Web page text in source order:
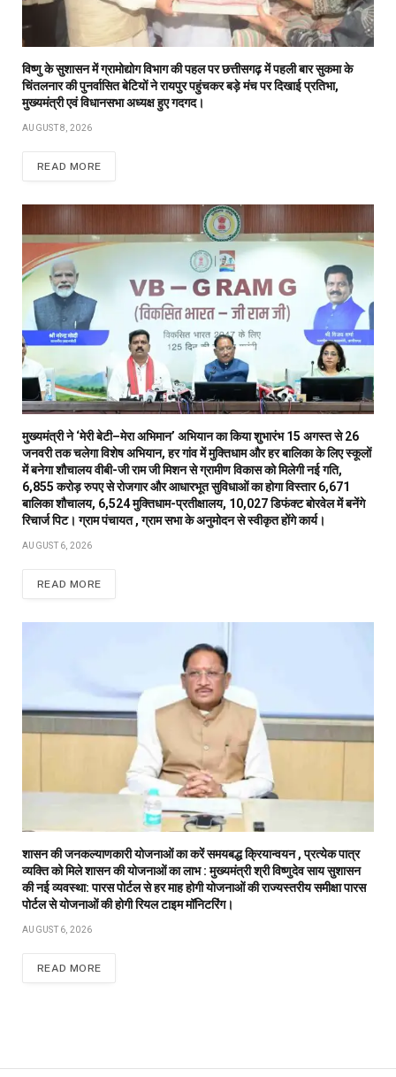
विष्णु के सुशासन में ग्रामोद्योग विभाग की पहल पर छत्तीसगढ़ में पहली बार सुकमा के
चिंतलनार की पुनर्वासित बेटियों ने रायपुर पहुंचकर बड़े मंच पर दिखाई प्रतिभा,
मुख्यमंत्री एवं विधानसभा अध्यक्ष हुए गदगद।
AUGUST 8, 2026
READ MORE
मुख्यमंत्री ने ‘मेरी बेटी–मेरा अभिमान’ अभियान का किया शुभारंभ 15 अगस्त से 26
जनवरी तक चलेगा विशेष अभियान, हर गांव में मुक्तिधाम और हर बालिका के लिए स्कूलों
में बनेगा शौचालय वीबी-जी राम जी मिशन से ग्रामीण विकास को मिलेगी नई गति,
6,855 करोड़ रुपए से रोजगार और आधारभूत सुविधाओं का होगा विस्तार 6,671
बालिका शौचालय, 6,524 मुक्तिधाम-प्रतीक्षालय, 10,027 डिफंक्ट बोरवेल में बनेंगे
रिचार्ज पिट। ग्राम पंचायत , ग्राम सभा के अनुमोदन से स्वीकृत होंगे कार्य।
AUGUST 6, 2026
READ MORE
शासन की जनकल्याणकारी योजनाओं का करें समयबद्ध क्रियान्वयन , प्रत्येक पात्र
व्यक्ति को मिले शासन की योजनाओं का लाभ : मुख्यमंत्री श्री विष्णुदेव साय सुशासन
की नई व्यवस्था: पारस पोर्टल से हर माह होगी योजनाओं की राज्यस्तरीय समीक्षा पारस
पोर्टल से योजनाओं की होगी रियल टाइम मॉनिटरिंग।
AUGUST 6, 2026
READ MORE